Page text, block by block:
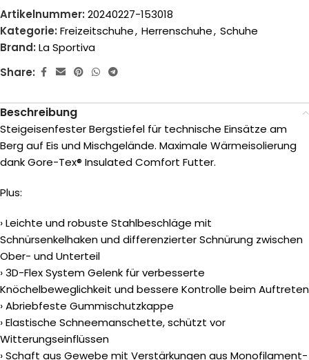
Artikelnummer: 20240227-153018
Kategorie: Freizeitschuhe, Herrenschuhe, Schuhe
Brand: La Sportiva
Share:
Beschreibung
Steigeisenfester Bergstiefel für technische Einsätze am
Berg auf Eis und Mischgelände. Maximale Wärmeisolierung
dank Gore-Tex® Insulated Comfort Futter.
Plus:
› Leichte und robuste Stahlbeschläge mit
Schnürsenkelhaken und differenzierter Schnürung zwischen
Ober- und Unterteil
› 3D-Flex System Gelenk für verbesserte
Knöchelbeweglichkeit und bessere Kontrolle beim Auftreten
› Abriebfeste Gummischutzkappe
› Elastische Schneemanschette, schützt vor
Witterungseinflüssen
› Schaft aus Gewebe mit Verstärkungen aus Monofilament-